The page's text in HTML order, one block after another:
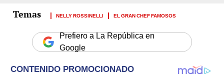
NELLY ROSSINELLI EL GRAN CHEF FAMOSOS
Prefiero a La República en
Google